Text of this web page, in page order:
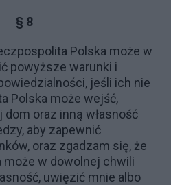
§ 8
Polska może w
powyższe warunki i
jeśli ich nie
Polska może wejść,
oraz inną własność
aby zapewnić
oraz zgadzam się, że
może w dowolnej chwili
uwięzić mnie albo